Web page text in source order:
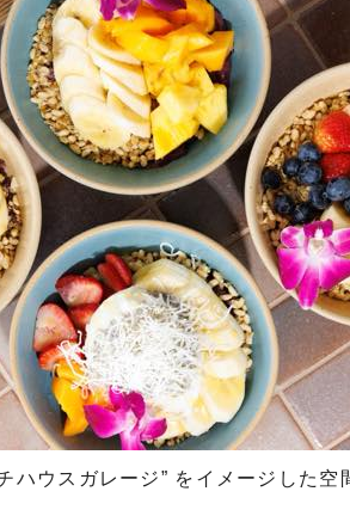
ハウスガレージ” をイメージした空